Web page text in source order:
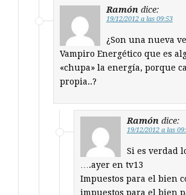
Ramón dice:
19/12/2012 a las 09:53
¿Son una nueva
Vampiro Energético que es
«chupa» la energía, porque
propia..?
Ramón dice:
19/12/2012 a las
Si es verdad
….ayer en tv13
Impuestos para el bien
impuestos para el bien